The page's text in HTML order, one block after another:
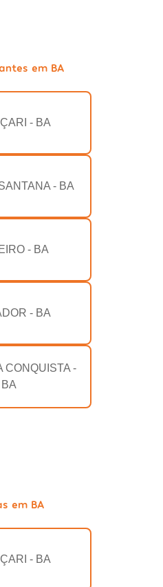
em BA
- BA
- BA
- BA
- BA
CONQUISTA -
BA
em BA
- BA